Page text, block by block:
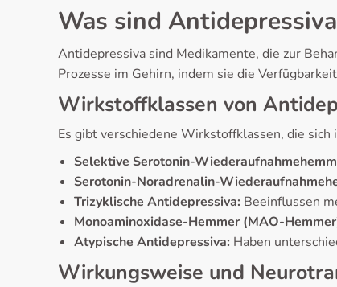
Was sind
Antidepressiva sind Medikamente, die zur
Prozesse im Gehirn, indem sie die
Wirkstoffklassen von
Es gibt verschiedene Wirkstoffklassen, die
Selektive Serotonin-
Serotonin-Noradrenalin-
Trizyklische Antidepressiva: Beeinflussen
Monoaminoxidase-Hemmer (MAO-
Atypische Antidepressiva: Haben
Wirkungsweise und